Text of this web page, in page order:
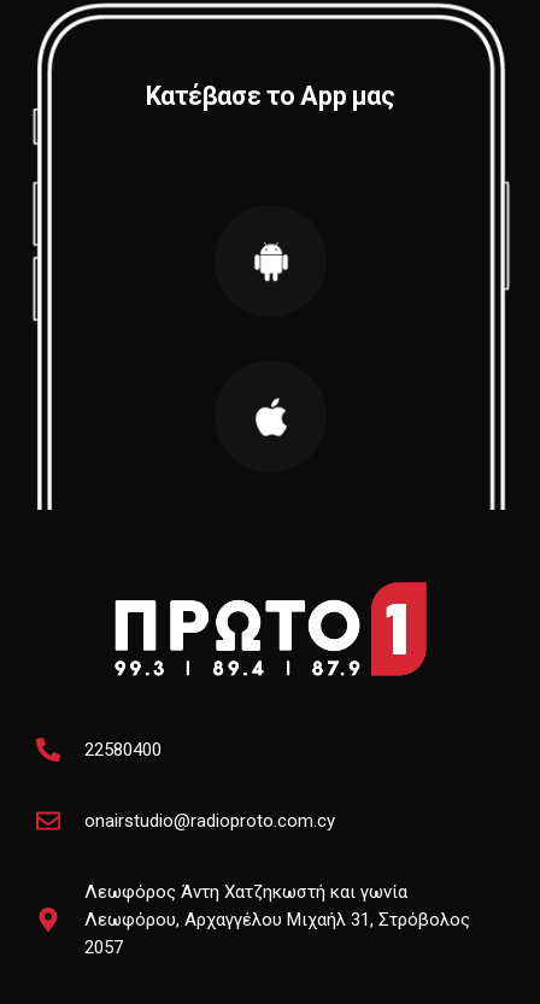
Κατέβασε το App μας
22580400
onairstudio@radioproto.com.cy
Λεωφόρος Άντη Χατζηκωστή και γωνία
Λεωφόρου, Αρχαγγέλου Μιχαήλ 31, Στρόβολος
2057